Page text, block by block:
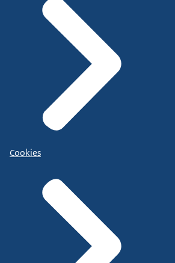
Cookies